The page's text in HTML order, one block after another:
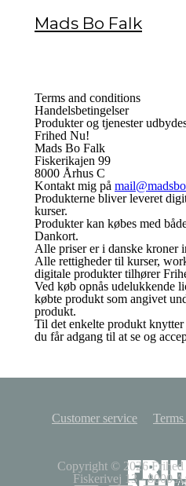
Mads Bo Falk
Terms and conditions
Handelsbetingelser
Produkter og tjenester
Frihed Nu!
Mads Bo Falk
Fiskerikajen 99
8000 Århus C
Kontakt mig på
Produkterne bliver leveret
kurser.
Produkter kan købes med
Dankort.
Alle priser er i danske kroner
Alle rettigheder til kurser,
digitale produkter tilhører
Ved køb opnås udelukkende
købte produkt som angivet
produkt.
Til det enkelte produkt
du får adgang til at se og
Customer service
Copyright © 2026
Fiskerivej 13·8000